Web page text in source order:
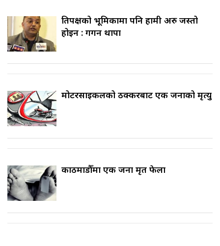
प्रतिपक्षको भूमिकामा पनि हामी अरु जस्तो
होइन : गगन थापा
मोटरसाइकलको ठक्करबाट एक जनाको मृत्यु
काठमाडौँमा एक जना मृत फेला